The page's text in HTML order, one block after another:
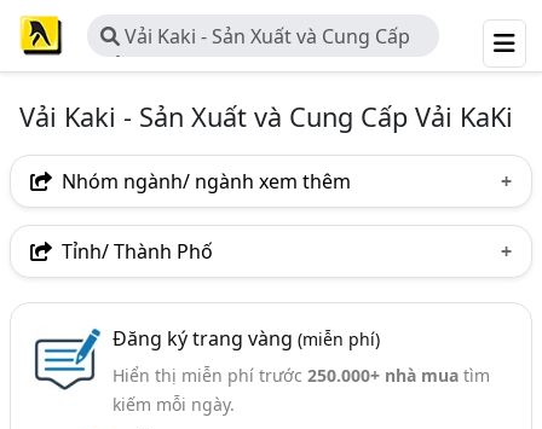
Vải Kaki - Sản Xuất và Cung Cấp
Vải KaKi
Vải Kaki - Sản Xuất và Cung Cấp Vải KaKi
Nhóm ngành/ ngành xem thêm
Ngành nghề
Ngành xem thêm
Vải Sợi - Sản Xuất Và Kinh Doanh (732)
Tỉnh/ Thành Phố
Nam Định
TP. Cần Thơ Bắc Giang
Đăng ký trang vàng (miễn phí)
Hiển thị miễn phí trước 250.000+ nhà muatìm
kiếm mỗi ngày.